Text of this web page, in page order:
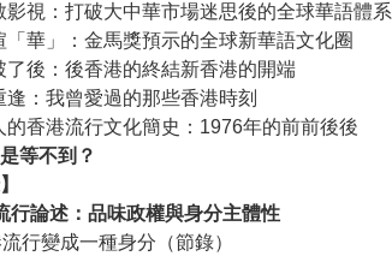
視：打破大中華市場迷思後的全球華語體系
華」：金馬獎預示的全球新華語文化圈
後：後香港的終結新香港的開端
：我曾愛過的那些香港時刻
香港流行文化簡史：1976年的前前後後
等不到？
行論述：品味政權與身分主體性
行變成一種身分（節錄）